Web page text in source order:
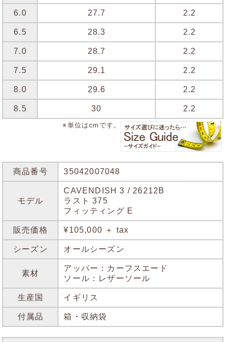
6.0 27.7 2.2
6.5 28.3 2.2
7.0 28.7 2.2
7.5 29.1 2.2
8.0 29.6 2.2
8.5 30 2.2
※単位はcmです。
商品番号 35042007048
モデル
CAVENDISH 3 / 26212B
ラスト 375
フィッティング E
販売価格 ¥105,000 ＋ tax
シーズン オールシーズン
素材
アッパー：カーフスエード
ソール：レザーソール
生産国 イギリス
付属品 箱・収納袋